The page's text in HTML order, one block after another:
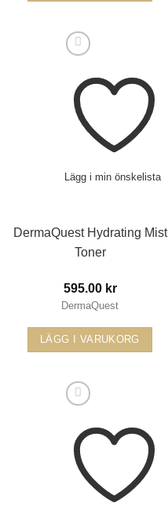
Lägg i min önskelista
DermaQuest Hydrating Mist
Toner
595.00 kr
DermaQuest
LÄGG I VARUKORG